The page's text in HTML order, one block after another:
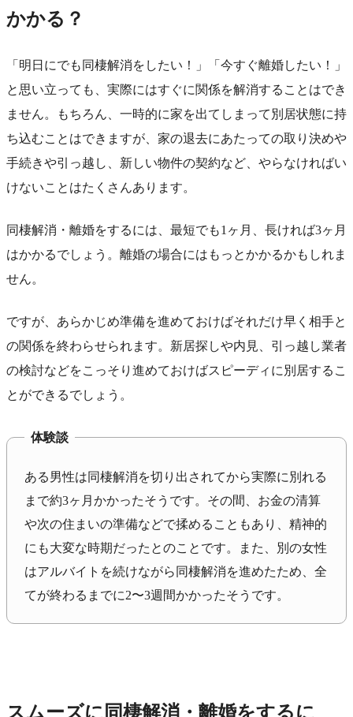
かかる？
「明日にでも同棲解消をしたい！」「今すぐ離婚したい！」
と思い立っても、実際にはすぐに関係を解消することはでき
ません。もちろん、一時的に家を出てしまって別居状態に持
ち込むことはできますが、家の退去にあたっての取り決めや
手続きや引っ越し、新しい物件の契約など、やらなければい
けないことはたくさんあります。
同棲解消・離婚をするには、最短でも1ヶ月、長ければ3ヶ月
はかかるでしょう。離婚の場合にはもっとかかるかもしれま
せん。
ですが、あらかじめ準備を進めておけばそれだけ早く相手と
の関係を終わらせられます。新居探しや内見、引っ越し業者
の検討などをこっそり進めておけばスピーディに別居するこ
とができるでしょう。
体験談
ある男性は同棲解消を切り出されてから実際に別れる
まで約3ヶ月かかったそうです。その間、お金の清算
や次の住まいの準備などで揉めることもあり、精神的
にも大変な時期だったとのことです。また、別の女性
はアルバイトを続けながら同棲解消を進めたため、全
てが終わるまでに2〜3週間かかったそうです。
スムーズに同棲解消・離婚をするに